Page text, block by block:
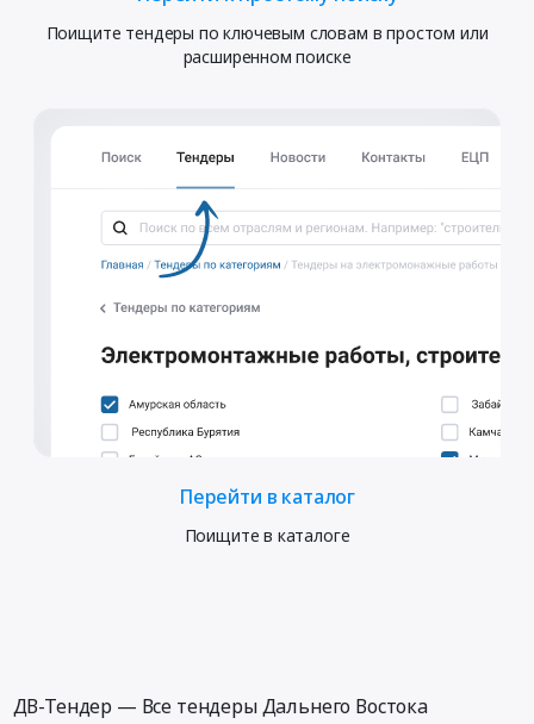
Поищите тендеры по ключевым словам в простом или
расширенном поиске
Перейти в каталог
Поищите в каталоге
ДВ-Тендер — Все тендеры Дальнего Востока